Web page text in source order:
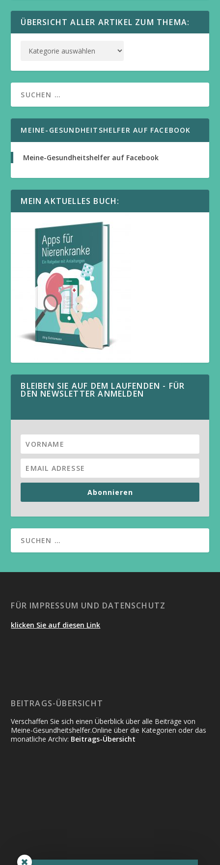
ÜBERSICHT ALLER ARTIKEL ZUM THEMA:
MEINE-GESUNDHEITSHELFER AUF FACEBOOK
Meine-Gesundheitshelfer auf Facebook
MEIN AKTUELLES BUCH:
BLEIBEN SIE AUF DEM LAUFENDEN - FÜR
DEN NEWSLETTER ANMELDEN
Abonnieren
FÜR IMPRESSUM UND DATENSCHUTZ
klicken Sie auf diesen Link
BEITRAGS-ÜBERSICHT
Verschaffen Sie sich einen Überblick über alle Beiträge von
Meine-Gesundheitshelfer.Online über die Kategorien oder das
monatliche Archiv: Beitrags-Übersicht